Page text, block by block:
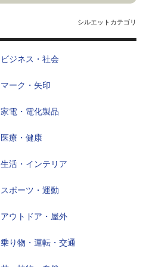
シルエットカテゴリ
ビジネス・社会
マーク・矢印
家電・電化製品
医療・健康
生活・インテリア
スポーツ・運動
アウトドア・屋外
乗り物・運転・交通